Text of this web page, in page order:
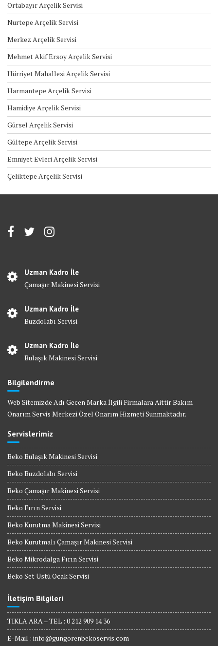
Ortabayır Arçelik Servisi
Nurtepe Arçelik Servisi
Merkez Arçelik Servisi
Mehmet Akif Ersoy Arçelik Servisi
Hürriyet Mahallesi Arçelik Servisi
Harmantepe Arçelik Servisi
Hamidiye Arçelik Servisi
Gürsel Arçelik Servisi
Gültepe Arçelik Servisi
Emniyet Evleri Arçelik Servisi
Çeliktepe Arçelik Servisi
Uzman Kadro İle
Çamaşır Makinesi Servisi
Uzman Kadro İle
Buzdolabı Servisi
Uzman Kadro İle
Bulaşık Makinesi Servisi
Bilgilendirme
Web Sitemizde Adı Gecen Marka İlgili Firmalara Aittir Bakım
Onarım Servis Merkezi Özel Onarım Hizmeti Sunmaktadır.
Servislerimiz
Beko Bulaşık Makinesi Servisi
Beko Buzdolabı Servisi
Beko Çamaşır Makinesi Servisi
Beko Fırın Servisi
Beko Kurutma Makinesi Servisi
Beko Kurutmalı Çamaşır Makinesi Servisi
Beko Mikrodalga Fırın Servisi
Beko Set Üstü Ocak Servisi
İletişim Bilgileri
TIKLA ARA – TEL : 0 212 909 14 36
E-Mail : info@gungorenbekoservis.com